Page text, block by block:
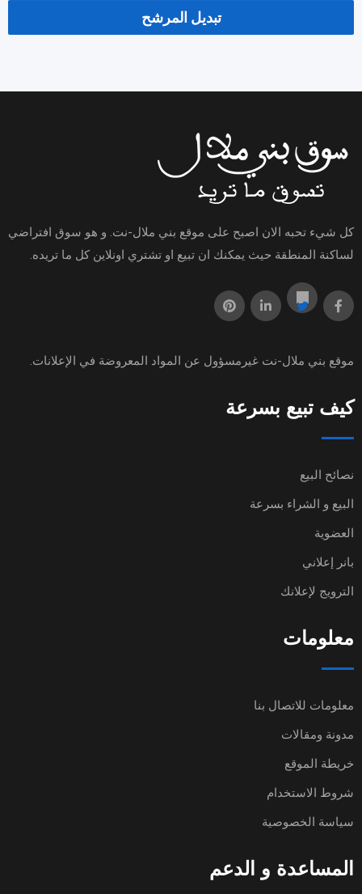
تبديل المرشح
كل شيء تحبه الان اصبح على موقع بني ملال-نت. و هو سوق افتراضي
لساكنة المنطقة حيث يمكنك ان تبيع او تشتري اونلاين كل ما تريده.
موقع بني ملال-نت غيرمسؤول عن المواد المعروضة في الإعلانات.
كيف تبيع بسرعة
نصائح البيع
البيع و الشراء بسرعة
العضوية
بانر إعلاني
الترويج لإعلانك
معلومات
معلومات للاتصال بنا
مدونة ومقالات
خريطة الموقع
شروط الاستخدام
سياسة الخصوصية
المساعدة و الدعم